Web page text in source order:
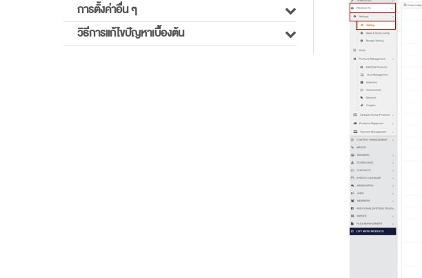
การตั้งค่าอื่น ๆ
วิธีการแก้ไขปัญหาเบื้องต้น